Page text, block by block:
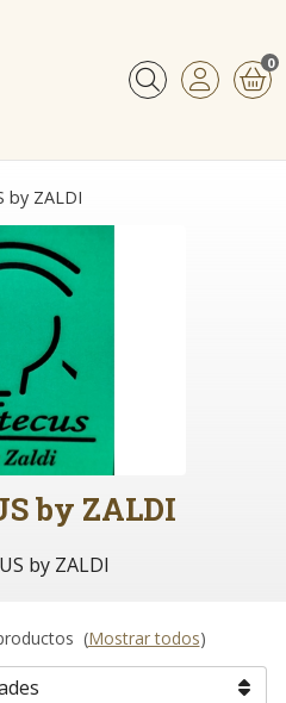
Buscar
0
by ZALDI
by ZALDI
by ZALDI
(Mostrar todos)